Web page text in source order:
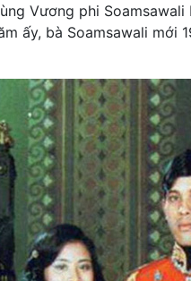
Vương phi
ấy, bà Soamsawali mới